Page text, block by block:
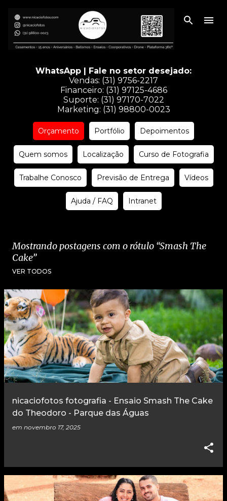
Pular para o conteúdo principal
WhatsApp | Fale no setor desejado:
Vendas: (31) 9756-2217
Financeiro: (31) 97125-4686
Suporte: (31) 97170-7022
Marketing: (31) 98800-0023
Orçamento Portfólio Depoimentos
Quem somos Localização Curso de Fotografia
Trabalhe Conosco Previsão de Entrega Vídeos
Ajuda / FAQ Intranet
Mostrando postagens com o rótulo Smash The
Cake
VER TODOS
P
o
s
t
a
g
nicaciofotos fotografia - Ensaio Smash The Cake
do Theodoro - Parque das Águas
em novembro 17, 2025